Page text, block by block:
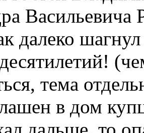
далеко
тема
в дом